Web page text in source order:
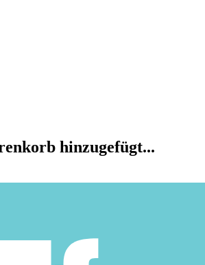
hinzugefügt...